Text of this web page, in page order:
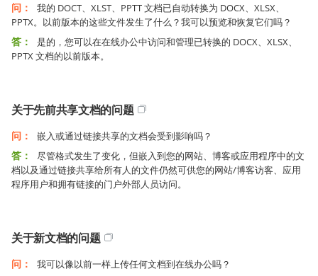
问：
我的 DOCT、XLST、PPTT 文档已自动转换为 DOCX、XLSX、
PPTX。以前版本的这些文件发生了什么？我可以预览和恢复它们吗？
答：
是的，您可以在在线办公中访问和管理已转换的 DOCX、XLSX、
PPTX 文档的以前版本。
关于先前共享文档的问题
问： 嵌入或通过链接共享的文档会受到影响吗？
答：
尽管格式发生了变化，但嵌入到您的网站、博客或应用程序中的文
档以及通过链接共享给所有人的文件仍然可供您的网站/博客访客、应用
程序用户和拥有链接的门户外部人员访问。
关于新文档的问题
问： 我可以像以前一样上传任何文档到在线办公吗？